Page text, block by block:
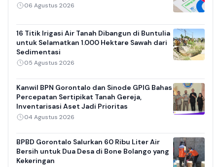
06 Agustus 2026
16 Titik Irigasi Air Tanah Dibangun di Buntulia
untuk Selamatkan 1.000 Hektare Sawah dari
Sedimentasi
05 Agustus 2026
Kanwil BPN Gorontalo dan Sinode GPIG Bahas
Percepatan Sertipikat Tanah Gereja,
Inventarisasi Aset Jadi Prioritas
04 Agustus 2026
BPBD Gorontalo Salurkan 60 Ribu Liter Air
Bersih untuk Dua Desa di Bone Bolango yang
Kekeringan